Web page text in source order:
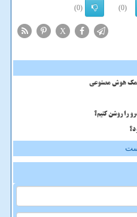
(0)
(0)
X
کمک هوش مصنوعی
را روشن کنیم؟